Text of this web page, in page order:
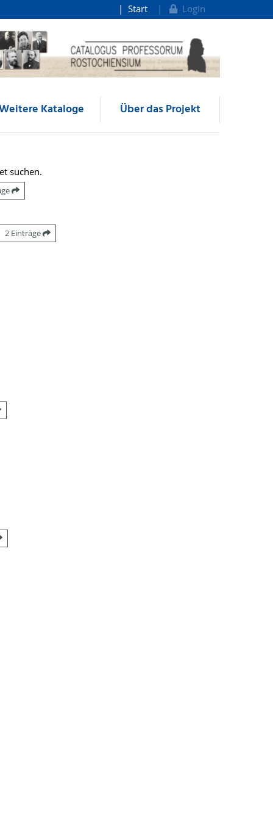
Start Login
Kataloge Über das Projekt
suchen.
2 Einträge